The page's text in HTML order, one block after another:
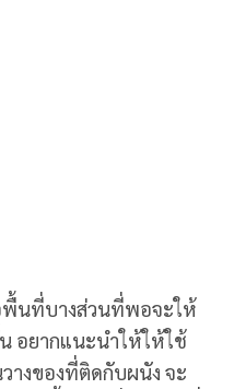
นที่บางส่วนที่พอจะให้
อยากแนะนำให้ให้ใช้
างของที่ติดกับผนัง จะ